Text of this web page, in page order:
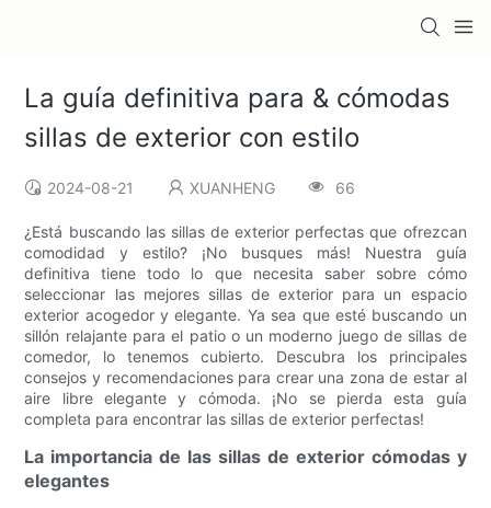
La guía definitiva para & cómodas
sillas de exterior con estilo
2024-08-21 XUANHENG 66
¿Está buscando las sillas de exterior perfectas que ofrezcan
comodidad y estilo? ¡No busques más! Nuestra guía
definitiva tiene todo lo que necesita saber sobre cómo
seleccionar las mejores sillas de exterior para un espacio
exterior acogedor y elegante. Ya sea que esté buscando un
sillón relajante para el patio o un moderno juego de sillas de
comedor, lo tenemos cubierto. Descubra los principales
consejos y recomendaciones para crear una zona de estar al
aire libre elegante y cómoda. ¡No se pierda esta guía
completa para encontrar las sillas de exterior perfectas!
La importancia de las sillas de exterior cómodas y
elegantes